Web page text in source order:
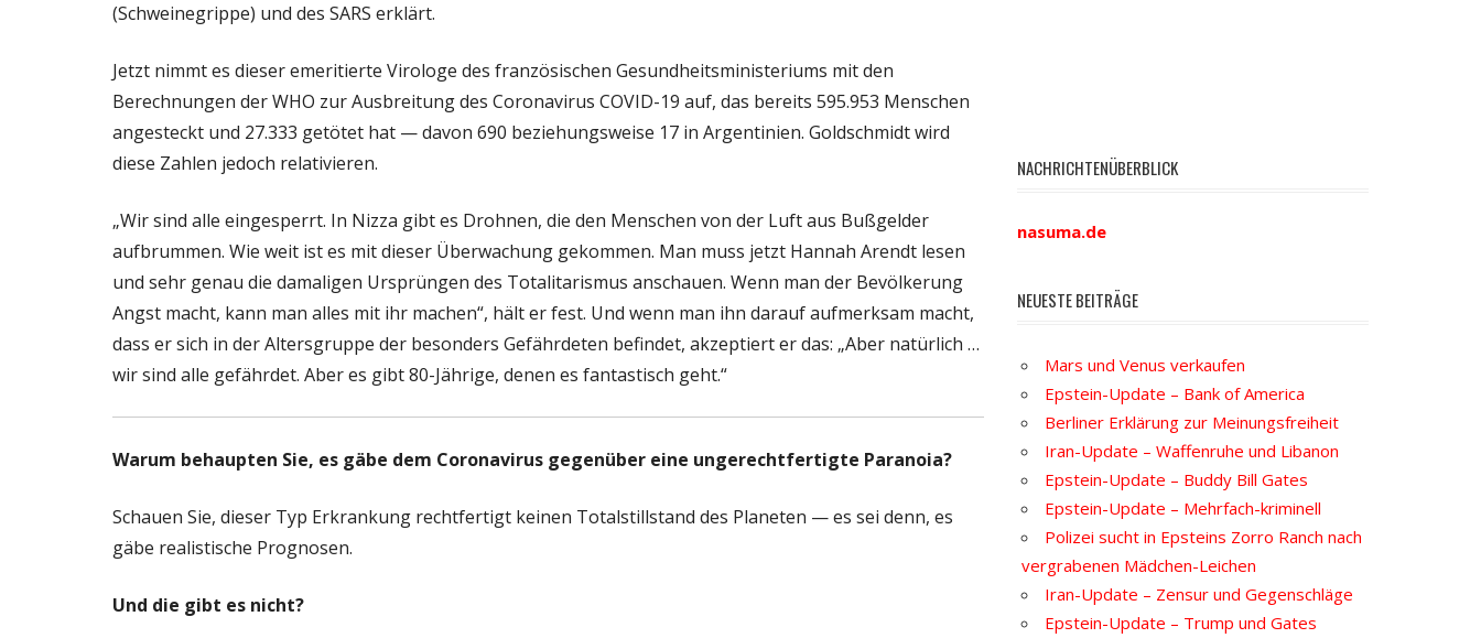
(Schweinegrippe) und des SARS erklärt.
Jetzt nimmt es dieser emeritierte Virologe des französischen Gesundheitsministeriums mit den
Berechnungen der WHO zur Ausbreitung des Coronavirus COVID-19 auf, das bereits 595.953 Menschen
angesteckt und 27.333 getötet hat — davon 690 beziehungsweise 17 in Argentinien. Goldschmidt wird
diese Zahlen jedoch relativieren.
„Wir sind alle eingesperrt. In Nizza gibt es Drohnen, die den Menschen von der Luft aus Bußgelder
aufbrummen. Wie weit ist es mit dieser Überwachung gekommen. Man muss jetzt Hannah Arendt lesen
und sehr genau die damaligen Ursprüngen des Totalitarismus anschauen. Wenn man der Bevölkerung
Angst macht, kann man alles mit ihr machen“, hält er fest. Und wenn man ihn darauf aufmerksam macht,
dass er sich in der Altersgruppe der besonders Gefährdeten befindet, akzeptiert er das: „Aber natürlich …
wir sind alle gefährdet. Aber es gibt 80-Jährige, denen es fantastisch geht.“
Warum behaupten Sie, es gäbe dem Coronavirus gegenüber eine ungerechtfertigte Paranoia?
Schauen Sie, dieser Typ Erkrankung rechtfertigt keinen Totalstillstand des Planeten — es sei denn, es
gäbe realistische Prognosen.
Und die gibt es nicht?
NACHRICHTENÜBERBLICK
nasuma.de
NEUESTE BEITRÄGE
Mars und Venus verkaufen
Epstein-Update – Bank of America
Berliner Erklärung zur Meinungsfreiheit
Iran-Update – Waffenruhe und Libanon
Epstein-Update – Buddy Bill Gates
Epstein-Update – Mehrfach-kriminell
Polizei sucht in Epsteins Zorro Ranch nach
vergrabenen Mädchen-Leichen
Iran-Update – Zensur und Gegenschläge
Epstein-Update – Trump und Gates